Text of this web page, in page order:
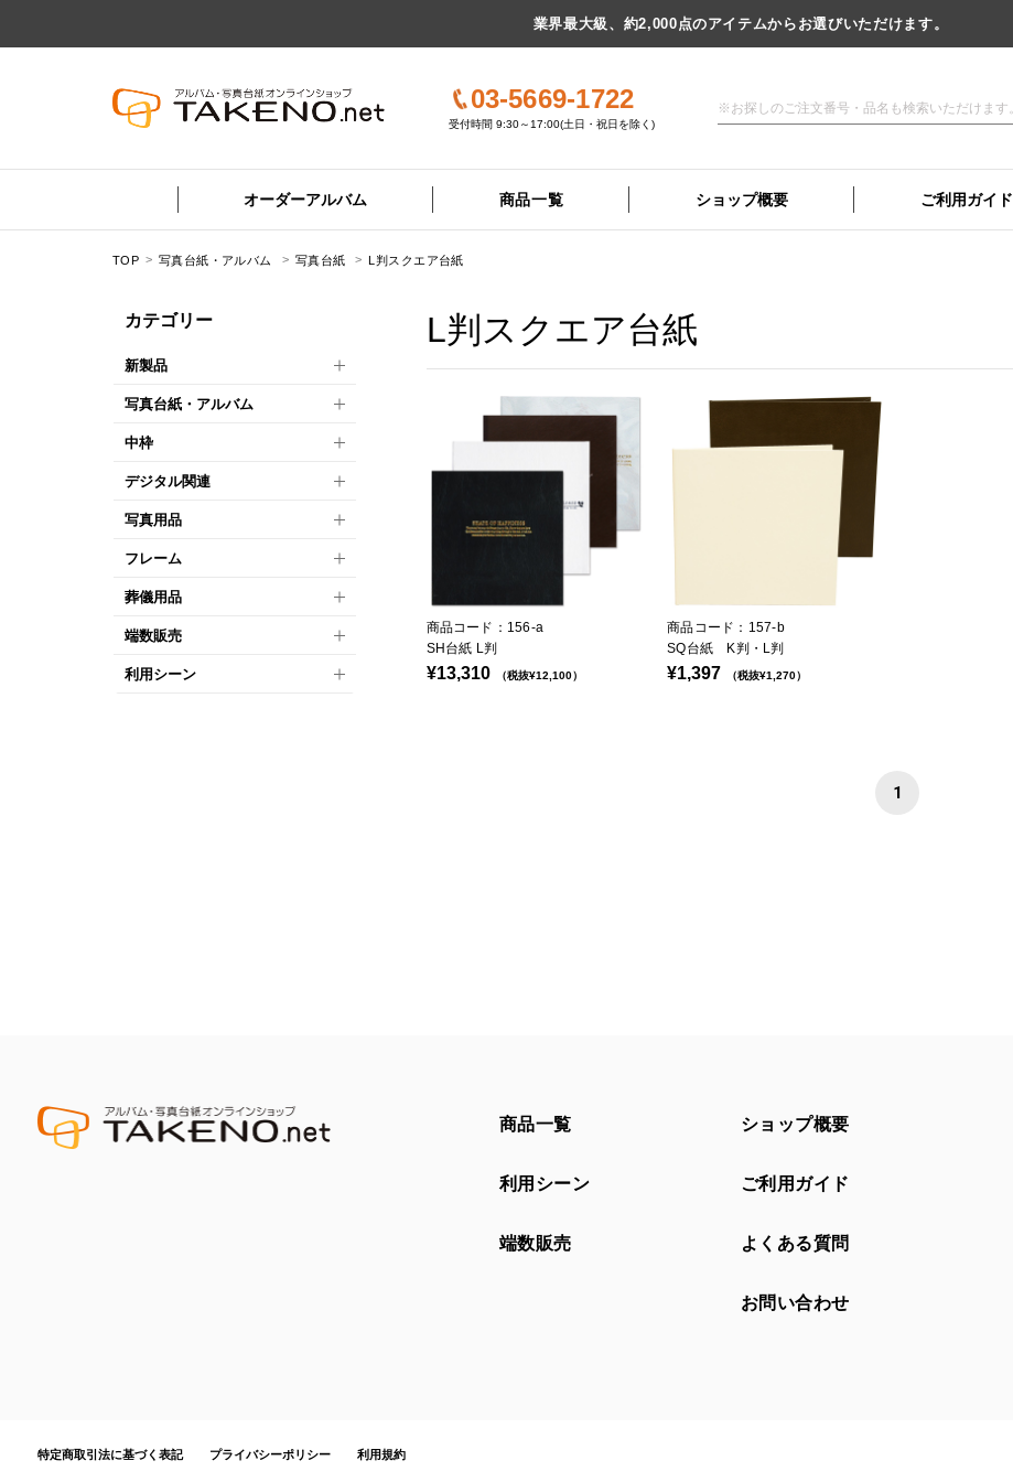
業界最大級、約2,000点のアイテムからお選びいただけます。
03-5669-1722
受付時間 9:30～17:00(土日・祝日を除く)
オーダーアルバム 商品一覧 ショップ概要 ご利用ガイド
TOP 写真台紙・アルバム 写真台紙 L判スクエア台紙
カテゴリー
新製品
写真台紙・アルバム
中枠
デジタル関連
写真用品
フレーム
葬儀用品
端数販売
利用シーン
L判スクエア台紙
商品コード：156-a
SH台紙 L判
¥13,310 （税抜¥12,100）
商品コード：157-b
SQ台紙 K判・L判
¥1,397 （税抜¥1,270）
1
商品一覧
利用シーン
端数販売
ショップ概要
ご利用ガイド
よくある質問
お問い合わせ
特定商取引法に基づく表記 プライバシーポリシー 利用規約